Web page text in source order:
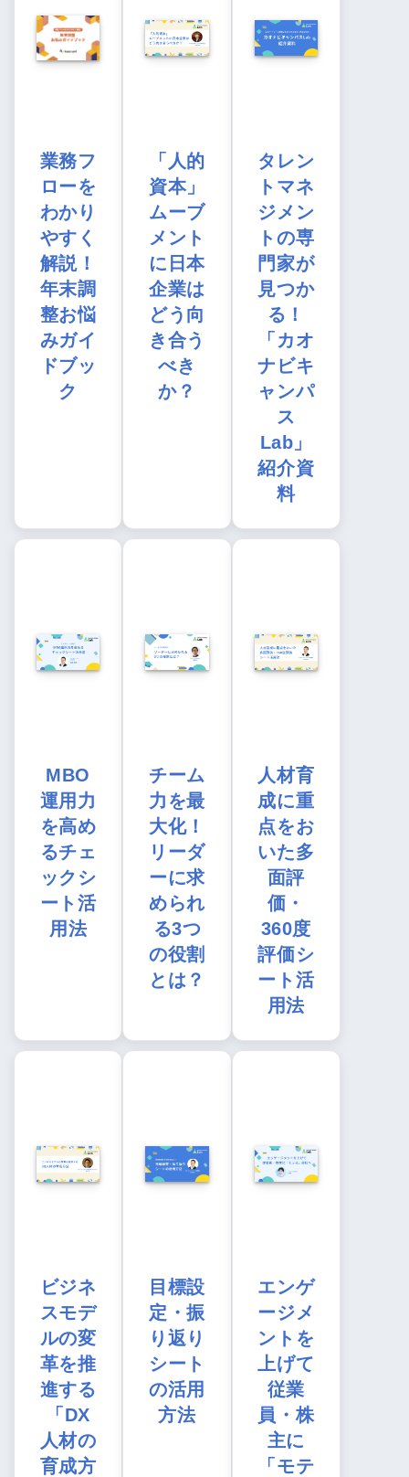
業務フ
ローを
わかり
やすく
解説！
年末調
整お悩
みガイ
ドブッ
ク
「人的
資本」
ムーブ
メント
に日本
企業は
どう向
き合う
べき
か？
タレン
トマネ
ジメン
トの専
門家が
見つか
る！
「カオ
ナビキ
ャンパ
ス
Lab」
紹介資
料
MBO
運用力
を高め
るチェ
ックシ
ート活
用法
チーム
力を最
大化！
リーダ
ーに求
められ
る3つ
の役割
とは？
人材育
成に重
点をお
いた多
面評
価・
360度
評価シ
ート活
用法
ビジネ
スモデ
ルの変
革を推
進する
「DX
人材の
育成方
目標設
定・振
り返り
シート
の活用
方法
エンゲ
ージメ
ントを
上げて
従業
員・株
主に
「モテ